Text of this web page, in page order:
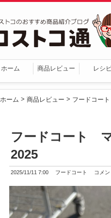
ホーム 商品レビュー レシ
ホーム > 商品レビュー > フードコート
フードコート
2025
2025/11/11 7:00 フードコート コメ